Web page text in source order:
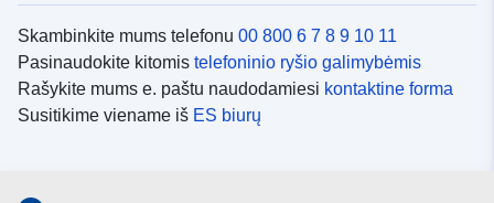
Skambinkite mums telefonu 00 800 6 7 8 9 10 11
Pasinaudokite kitomis telefoninio ryšio galimybėmis
Rašykite mums e. paštu naudodamiesi kontaktine forma
Susitikime viename iš ES biurų